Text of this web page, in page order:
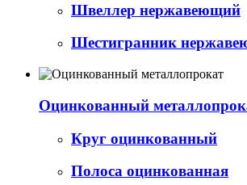
Швеллер нержавеющий
Шестигранник
Оцинкованный
Круг оцинкованный
Полоса оцинкованная